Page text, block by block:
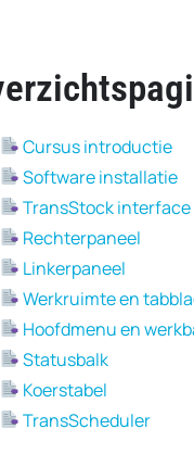
Cursus introductie
Software installatie
TransStock interface
Rechterpaneel
Linkerpaneel
Werkruimte en
Hoofdmenu en
Statusbalk
Koerstabel
TransScheduler